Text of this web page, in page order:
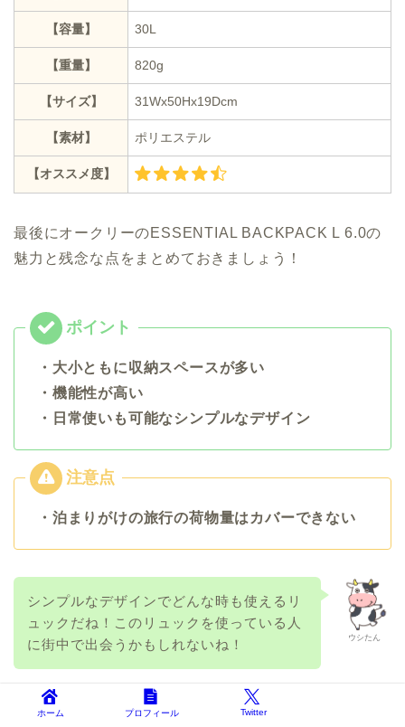
【容量】 30L
【重量】 820g
【サイズ】 31Wx50Hx19Dcm
【素材】 ポリエステル
【オススメ度】
最後にオークリーのESSENTIAL BACKPACK L 6.0の
魅力と残念な点をまとめておきましょう！
・大小ともに収納スペースが多い
・機能性が高い
・日常使いも可能なシンプルなデザイン
・泊まりがけの旅行の荷物量はカバーできない
ウシたん
シンプルなデザインでどんな時も使えるリ
ュックだね！このリュックを使っている人
に街中で出会うかもしれないね！
ホーム プロフィール Twitter